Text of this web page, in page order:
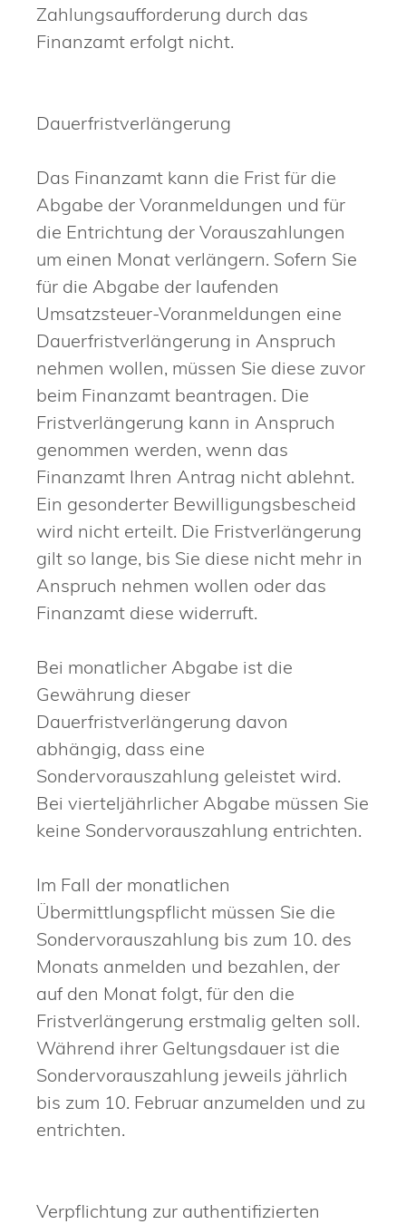
Zahlungsaufforderung durch das
Finanzamt erfolgt nicht.
Dauerfristverlängerung
Das Finanzamt kann die Frist für die
Abgabe der Voranmeldungen und für
die Entrichtung der Vorauszahlungen
um einen Monat verlängern. Sofern Sie
für die Abgabe der laufenden
Umsatzsteuer-Voranmeldungen eine
Dauerfristverlängerung in Anspruch
nehmen wollen, müssen Sie diese zuvor
beim Finanzamt beantragen. Die
Fristverlängerung kann in Anspruch
genommen werden, wenn das
Finanzamt Ihren Antrag nicht ablehnt.
Ein gesonderter Bewilligungsbescheid
wird nicht erteilt. Die Fristverlängerung
gilt so lange, bis Sie diese nicht mehr in
Anspruch nehmen wollen oder das
Finanzamt diese widerruft.
Bei monatlicher Abgabe ist die
Gewährung dieser
Dauerfristverlängerung davon
abhängig, dass eine
Sondervorauszahlung geleistet wird.
Bei vierteljährlicher Abgabe müssen Sie
keine Sondervorauszahlung entrichten.
Im Fall der monatlichen
Übermittlungspflicht müssen Sie die
Sondervorauszahlung bis zum 10. des
Monats anmelden und bezahlen, der
auf den Monat folgt, für den die
Fristverlängerung erstmalig gelten soll.
Während ihrer Geltungsdauer ist die
Sondervorauszahlung jeweils jährlich
bis zum 10. Februar anzumelden und zu
entrichten.
Verpflichtung zur authentifizierten